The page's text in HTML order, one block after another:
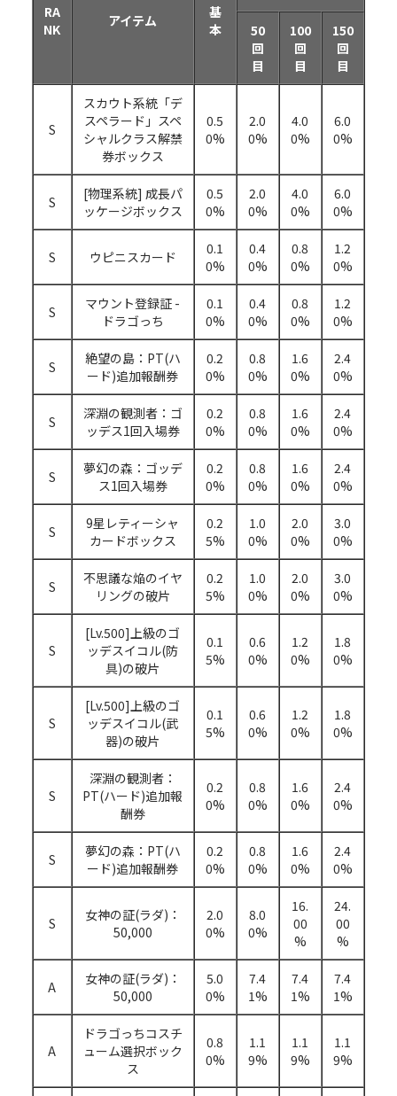
RA
NK
アイテム
基
本
50
回
目
100
回
目
150
回
目
S
スカウト系統「デ
スペラード」スペ
シャルクラス解禁
券ボックス
0.5
0%
2.0
0%
4.0
0%
6.0
0%
S
[物理系統] 成長パ
ッケージボックス
0.5
0%
2.0
0%
4.0
0%
6.0
0%
S ウピニスカード
0.1
0%
0.4
0%
0.8
0%
1.2
0%
S
マウント登録証 -
ドラゴっち
0.1
0%
0.4
0%
0.8
0%
1.2
0%
S
絶望の島：PT(ハ
ード)追加報酬券
0.2
0%
0.8
0%
1.6
0%
2.4
0%
S
深淵の観測者：ゴ
ッデス1回入場券
0.2
0%
0.8
0%
1.6
0%
2.4
0%
S
夢幻の森：ゴッデ
ス1回入場券
0.2
0%
0.8
0%
1.6
0%
2.4
0%
S
9星レティーシャ
カードボックス
0.2
5%
1.0
0%
2.0
0%
3.0
0%
S
不思議な焔のイヤ
リングの破片
0.2
5%
1.0
0%
2.0
0%
3.0
0%
S
[Lv.500]上級のゴ
ッデスイコル(防
具)の破片
0.1
5%
0.6
0%
1.2
0%
1.8
0%
S
[Lv.500]上級のゴ
ッデスイコル(武
器)の破片
0.1
5%
0.6
0%
1.2
0%
1.8
0%
S
深淵の観測者：
PT(ハード)追加報
酬券
0.2
0%
0.8
0%
1.6
0%
2.4
0%
S
夢幻の森：PT(ハ
ード)追加報酬券
0.2
0%
0.8
0%
1.6
0%
2.4
0%
S
女神の証(ラダ)：
50,000
2.0
0%
8.0
0%
16.
00
%
24.
00
%
A
女神の証(ラダ)：
50,000
5.0
0%
7.4
1%
7.4
1%
7.4
1%
A
ドラゴっちコスチ
ューム選択ボック
ス
0.8
0%
1.1
9%
1.1
9%
1.1
9%